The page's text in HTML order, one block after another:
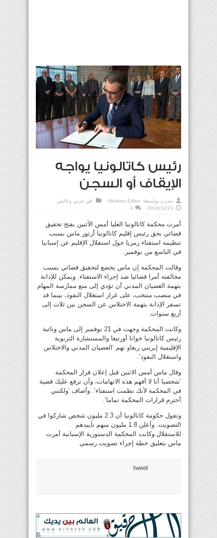
رئيس كاتالونيا يواجه
الإيقاف أو السجن
نشرت بواسطة: Alhakea Editor في عربي وعالمي
2014/12/23
0
أمرت محكمة كاتالونيا العليا أمس الأثنين بفتح تحقيق
قضائي بحق رئيس إقليم كاتالونيا أرتور ماس بسبب
تنظيمه استفتاء رمزيا حول استقلال الإقليم عن إسبانيا
في التاسع من نوفمبر.
وقالت المحكمة إن ماس يخضع لتحقيق قضائي بسبب
مخالفته أمرا قضائيا ضد إجراء الاستفتاء. ويمكن للإدانة
بتهمة العصيان المدني أن تؤدي إلى منع ممارسة المهام
في منصب منتخب، على غرار استغلال النفوذ، بينما قد
تسفر الإدانة بتهمة الاختلاس عن السجن بين ثلاث إلى
أربع سنوات.
وكانت المحكمة وجهت في 21 نوفمبر إلى ماس ونائبة
رئيس كاتالونيا خوانا أورتيغا والمستشارة التربوية
الإقليمية إيريني ريغاو تهم ‘العصيان المدني والاختلاس
واستغلال النفوذ’.
وقال ماس أمس الاثنين قبل إعلان قرار المحكمة
‘شخصيا أنا لا أفهم هذه الاتهامات، وأن ترفع عليك قضية
في المحكمة لأنك نظمت استفتاء’. وأضاف ‘ولكنني
أحترم قرارات المحكمة تماما’.
وتقول حكومة كاتالونيا أن 2.3 مليون شخص شاركوا في
التصويت. وأعلن 1.8 مليون منهم تأييدهم
للاستقلال.وكانت المحكمة الدستورية الإسبانية أمرت
ماس بتعليق خطة إجراء تصويت رسمي
tweet